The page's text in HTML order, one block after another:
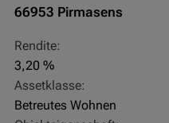
66953 Pirmasens
Rendite:
3,20 %
Assetklasse:
Betreutes Wohnen